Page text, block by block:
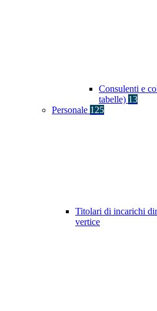
Consulenti e
tabelle) 13
Personale 125
Titolari di incarichi
vertice